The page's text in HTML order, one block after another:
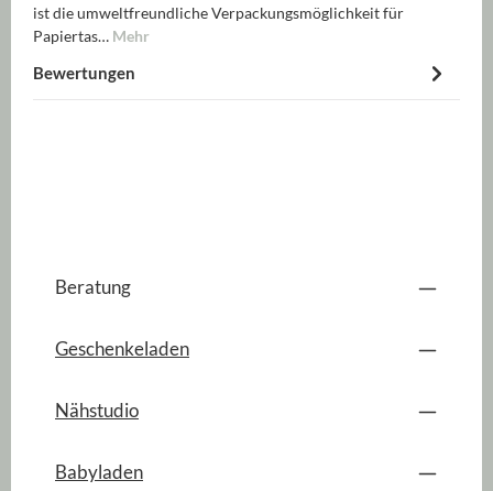
ist die umweltfreundliche Verpackungsmöglichkeit für
Papiertas… Mehr
Bewertungen
Beratung
Geschenkeladen
Nähstudio
Babyladen